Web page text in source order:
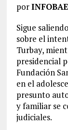
porINFOBAE
Sigue
sobre el
Turbay,
presidencial
Fundación
en el
presunto
y familiar se
judiciales.